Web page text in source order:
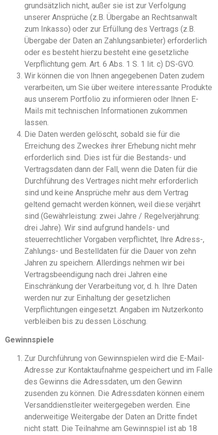
grundsätzlich nicht, außer sie ist zur Verfolgung
unserer Ansprüche (z.B. Übergabe an Rechtsanwalt
zum Inkasso) oder zur Erfüllung des Vertrags (z.B.
Übergabe der Daten an Zahlungsanbieter) erforderlich
oder es besteht hierzu besteht eine gesetzliche
Verpflichtung gem. Art. 6 Abs. 1 S. 1 lit. c) DS-GVO.
Wir können die von Ihnen angegebenen Daten zudem
verarbeiten, um Sie über weitere interessante Produkte
aus unserem Portfolio zu informieren oder Ihnen E-
Mails mit technischen Informationen zukommen
lassen.
Die Daten werden gelöscht, sobald sie für die
Erreichung des Zweckes ihrer Erhebung nicht mehr
erforderlich sind. Dies ist für die Bestands- und
Vertragsdaten dann der Fall, wenn die Daten für die
Durchführung des Vertrages nicht mehr erforderlich
sind und keine Ansprüche mehr aus dem Vertrag
geltend gemacht werden können, weil diese verjährt
sind (Gewährleistung: zwei Jahre / Regelverjährung:
drei Jahre). Wir sind aufgrund handels- und
steuerrechtlicher Vorgaben verpflichtet, Ihre Adress-,
Zahlungs- und Bestelldaten für die Dauer von zehn
Jahren zu speichern. Allerdings nehmen wir bei
Vertragsbeendigung nach drei Jahren eine
Einschränkung der Verarbeitung vor, d. h. Ihre Daten
werden nur zur Einhaltung der gesetzlichen
Verpflichtungen eingesetzt. Angaben im Nutzerkonto
verbleiben bis zu dessen Löschung.
Gewinnspiele
Zur Durchführung von Gewinnspielen wird die E-Mail-
Adresse zur Kontaktaufnahme gespeichert und im Falle
des Gewinns die Adressdaten, um den Gewinn
zusenden zu können. Die Adressdaten können einem
Versanddienstleiter weitergegeben werden. Eine
anderweitige Weitergabe der Daten an Dritte findet
nicht statt. Die Teilnahme am Gewinnspiel ist ab 18